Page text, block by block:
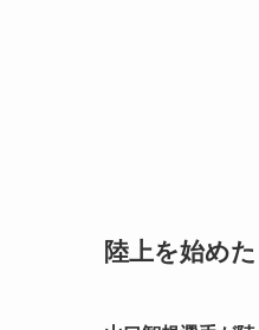
陸上を始め